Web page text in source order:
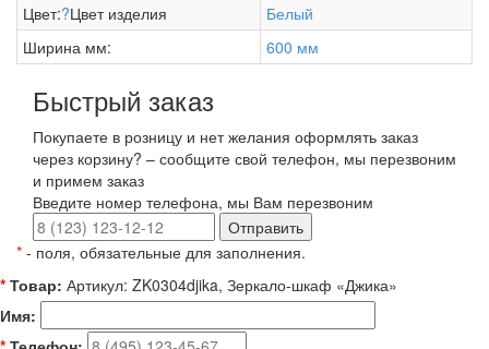
Цвет:?Цвет изделия
Белый
Ширина мм:
600 мм
Быстрый заказ
Покупаете в розницу и нет желания оформлять заказ
через корзину? – сообщите свой телефон, мы перезвоним
и примем заказ
Введите номер телефона, мы Вам перезвоним
Отправить
* - поля, обязательные для заполнения.
* Товар: Артикул: ZK0304djika, Зеркало-шкаф «Джика»
Имя: